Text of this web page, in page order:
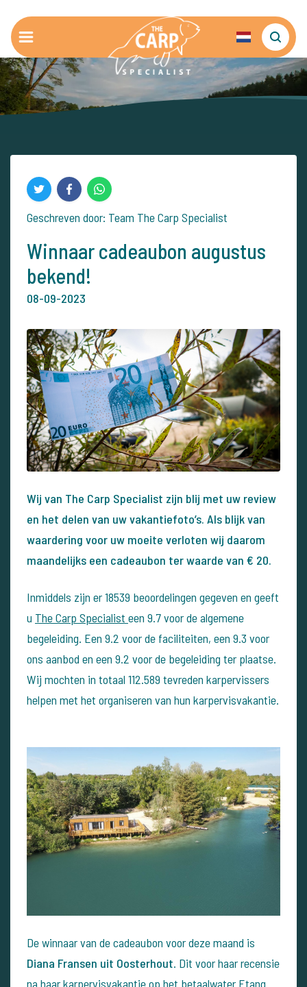
Geschreven door: Team The Carp Specialist
Winnaar cadeaubon augustus
bekend!
08-09-2023
Wij van The Carp Specialist zijn blij met uw review
en het delen van uw vakantiefoto’s. Als blijk van
waardering voor uw moeite verloten wij daarom
maandelijks een cadeaubon ter waarde van € 20.
Inmiddels zijn er 18539 beoordelingen gegeven en geeft
u The Carp Specialist een 9.7 voor de algemene
begeleiding. Een 9.2 voor de faciliteiten, een 9.3 voor
ons aanbod en een 9.2 voor de begeleiding ter plaatse.
Wij mochten in totaal 112.589 tevreden karpervissers
helpen met het organiseren van hun karpervisvakantie.
De winnaar van de cadeaubon voor deze maand is
Diana Fransen uit Oosterhout. Dit voor haar recensie
na haar karpervisvakantie op het betaalwater Etang